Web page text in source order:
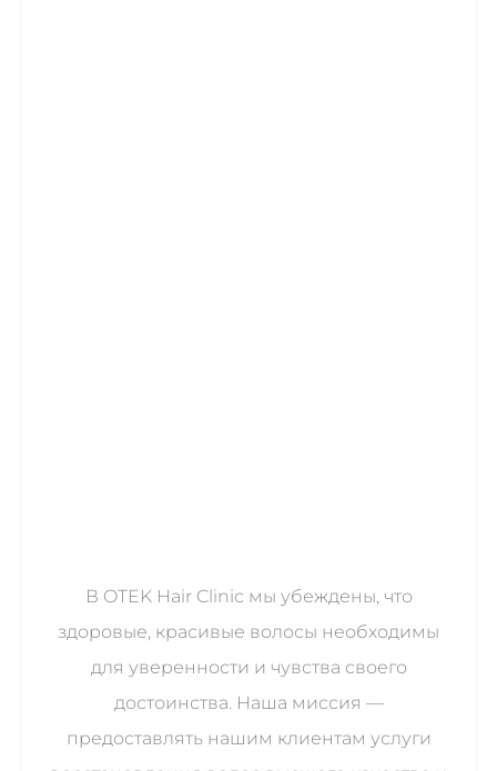
В OTEK Hair Clinic мы убеждены, что
здоровые, красивые волосы необходимы
для уверенности и чувства своего
достоинства. Наша миссия —
предоставлять нашим клиентам услуги